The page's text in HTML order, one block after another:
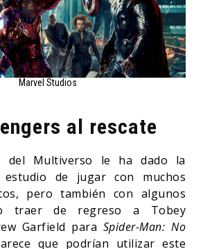
Marvel Studios
al rescate
del Multiverso le ha dado la
de jugar con muchos
pero también con algunos
traer de regreso a Tobey
Garfield para Spider-Man: No
que podrían utilizar este